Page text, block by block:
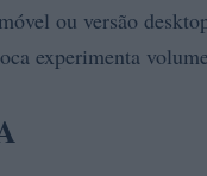
ou versão
experimenta